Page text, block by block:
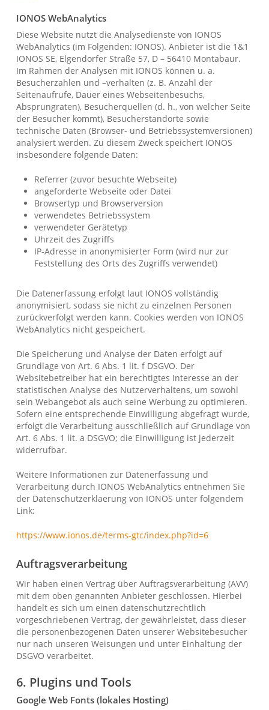
IONOS WebAnalytics
Diese Website nutzt die Analysedienste von IONOS
WebAnalytics (im Folgenden: IONOS). Anbieter ist die 1&1
IONOS SE, Elgendorfer Straße 57, D – 56410 Montabaur.
Im Rahmen der Analysen mit IONOS können u. a.
Besucherzahlen und –verhalten (z. B. Anzahl der
Seitenaufrufe, Dauer eines Webseitenbesuchs,
Absprungraten), Besucherquellen (d. h., von welcher Seite
der Besucher kommt), Besucherstandorte sowie
technische Daten (Browser- und Betriebssystemversionen)
analysiert werden. Zu diesem Zweck speichert IONOS
insbesondere folgende Daten:
Referrer (zuvor besuchte Webseite)
angeforderte Webseite oder Datei
Browsertyp und Browserversion
verwendetes Betriebssystem
verwendeter Gerätetyp
Uhrzeit des Zugriffs
IP-Adresse in anonymisierter Form (wird nur zur
Feststellung des Orts des Zugriffs verwendet)
Die Datenerfassung erfolgt laut IONOS vollständig
anonymisiert, sodass sie nicht zu einzelnen Personen
zurückverfolgt werden kann. Cookies werden von IONOS
WebAnalytics nicht gespeichert.
Die Speicherung und Analyse der Daten erfolgt auf
Grundlage von Art. 6 Abs. 1 lit. f DSGVO. Der
Websitebetreiber hat ein berechtigtes Interesse an der
statistischen Analyse des Nutzerverhaltens, um sowohl
sein Webangebot als auch seine Werbung zu optimieren.
Sofern eine entsprechende Einwilligung abgefragt wurde,
erfolgt die Verarbeitung ausschließlich auf Grundlage von
Art. 6 Abs. 1 lit. a DSGVO; die Einwilligung ist jederzeit
widerrufbar.
Weitere Informationen zur Datenerfassung und
Verarbeitung durch IONOS WebAnalytics entnehmen Sie
der Datenschutzerklaerung von IONOS unter folgendem
Link:
https://www.ionos.de/terms-gtc/index.php?id=6
Auftragsverarbeitung
Wir haben einen Vertrag über Auftragsverarbeitung (AVV)
mit dem oben genannten Anbieter geschlossen. Hierbei
handelt es sich um einen datenschutzrechtlich
vorgeschriebenen Vertrag, der gewährleistet, dass dieser
die personenbezogenen Daten unserer Websitebesucher
nur nach unseren Weisungen und unter Einhaltung der
DSGVO verarbeitet.
6. Plugins und Tools
Google Web Fonts (lokales Hosting)